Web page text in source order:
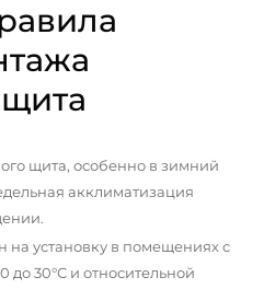
щита, особенно в зимний
акклиматизация
установку в помещениях с
до 30°С и относительной